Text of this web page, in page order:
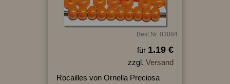
Best.Nr.:03084
für 1.19 €
zzgl. Versand
Rocailles von Ornella Preciosa